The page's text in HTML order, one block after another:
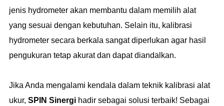
jenis hydrometer akan membantu dalam memilih alat
yang sesuai dengan kebutuhan. Selain itu, kalibrasi
hydrometer secara berkala sangat diperlukan agar hasil
pengukuran tetap akurat dan dapat diandalkan.
Jika Anda mengalami kendala dalam teknik kalibrasi alat
ukur, SPIN Sinergi hadir sebagai solusi terbaik! Sebagai